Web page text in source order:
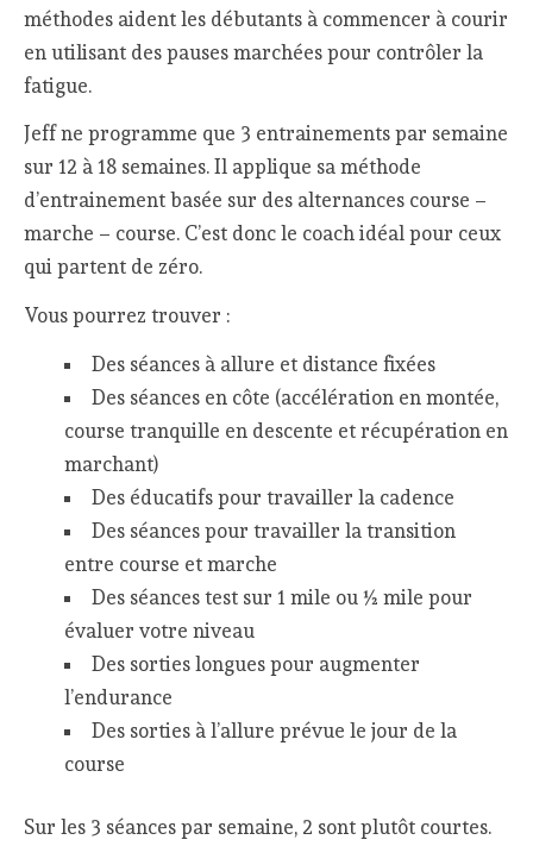
méthodes aident les débutants à commencer à courir
en utilisant des pauses marchées pour contrôler la
fatigue.
Jeff ne programme que 3 entrainements par semaine
sur 12 à 18 semaines. Il applique sa méthode
d’entrainement basée sur des alternances course –
marche – course. C’est donc le coach idéal pour ceux
qui partent de zéro.
Vous pourrez trouver :
Des séances à allure et distance fixées
Des séances en côte (accélération en montée,
course tranquille en descente et récupération en
marchant)
Des éducatifs pour travailler la cadence
Des séances pour travailler la transition
entre course et marche
Des séances test sur 1 mile ou ½ mile pour
évaluer votre niveau
Des sorties longues pour augmenter
l’endurance
Des sorties à l’allure prévue le jour de la
course
Sur les 3 séances par semaine, 2 sont plutôt courtes.